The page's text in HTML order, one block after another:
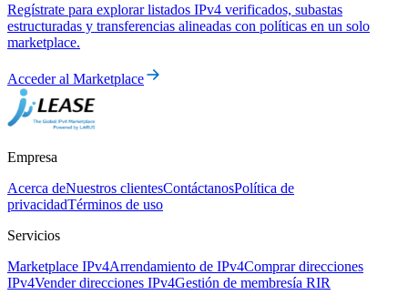
Regístrate para explorar listados IPv4 verificados, subastas
estructuradas y transferencias alineadas con políticas en un solo
marketplace.
Acceder al Marketplace
Empresa
Acerca deNuestros clientesContáctanosPolítica de
privacidadTérminos de uso
Servicios
Marketplace IPv4Arrendamiento de IPv4Comprar direcciones
IPv4Vender direcciones IPv4Gestión de membresía RIR